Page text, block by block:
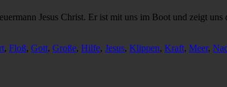
Jesus Christ. Er ist mit uns im Boot und zeigt
, Floß, Gott, Große, Hilfe, Jesus, Klippen, Kraft, Meer,